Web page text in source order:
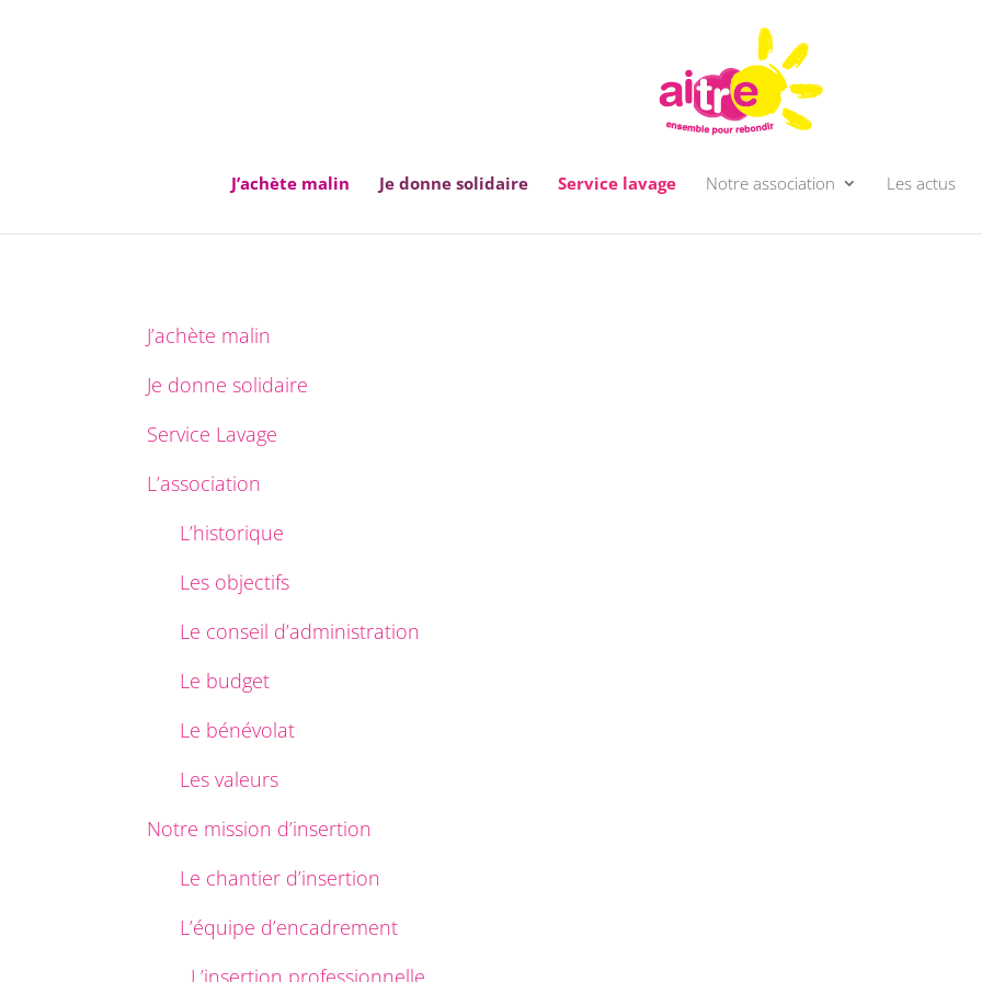
J’achète malin Je donne solidaire Service lavage Notre association Les actus
J’achète malin
Je donne solidaire
Service Lavage
L’association
L’historique
Les objectifs
Le conseil d’administration
Le budget
Le bénévolat
Les valeurs
Notre mission d’insertion
Le chantier d’insertion
L’équipe d’encadrement
L’insertion professionnelle